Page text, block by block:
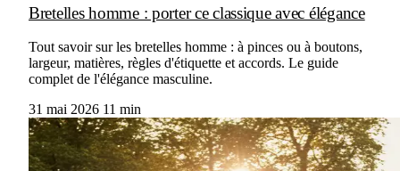
Bretelles homme : porter ce classique avec élégance
Tout savoir sur les bretelles homme : à pinces ou à boutons,
largeur, matières, règles d'étiquette et accords. Le guide
complet de l'élégance masculine.
31 mai 2026 11 min